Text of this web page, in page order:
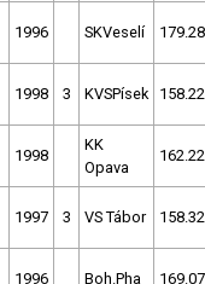
1996 SKVeselí 179.28
1998 3 KVSPísek 158.22
1998
KK
Opava
162.22
1997 3 VS Tábor 158.32
1996 Boh.Pha 169.07